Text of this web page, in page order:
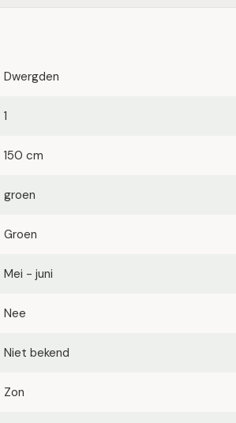
Dwergden
1
150 cm
groen
Groen
Mei - juni
Nee
Niet bekend
Zon